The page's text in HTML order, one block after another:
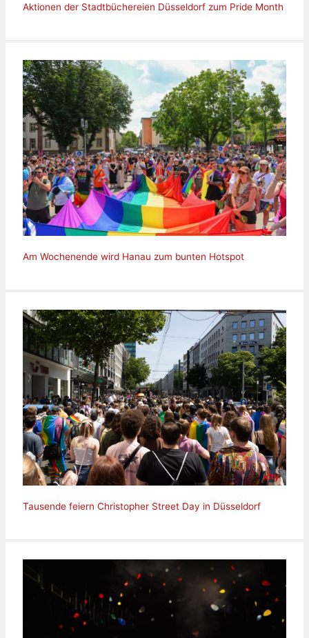
Aktionen der Stadtbüchereien Düsseldorf zum Pride Month
Am Wochenende wird Hanau zum bunten Hotspot
Tausende feiern Christopher Street Day in Düsseldorf